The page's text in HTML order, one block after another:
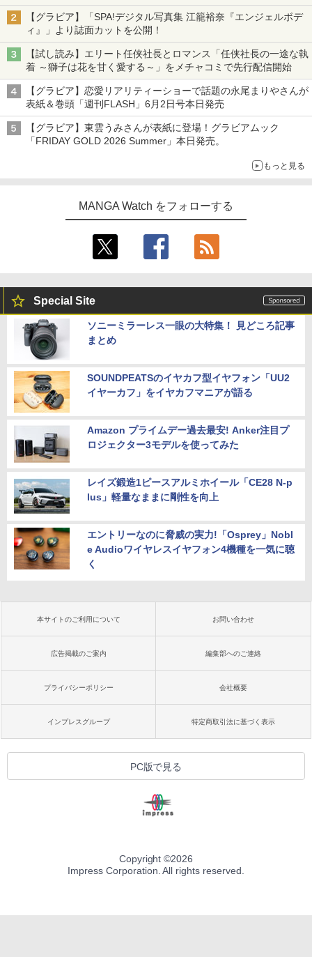
タイトルは「offcourt（オフコート）」に決定
【グラビア】「SPA!デジタル写真集 江籠裕奈『エンジェルボデ
ィ』」より誌面カットを公開！
【試し読み】エリート任侠社長とロマンス「任侠社長の一途な執
着 ～獅子は花を甘く愛する～」をメチャコミで先行配信開始
【グラビア】恋愛リアリティーショーで話題の永尾まりやさんが
表紙＆巻頭「週刊FLASH」6月2日号本日発売
【グラビア】東雲うみさんが表紙に登場！グラビアムック
「FRIDAY GOLD 2026 Summer」本日発売。
もっと見る
MANGA Watch をフォローする
Special Site
ソニーミラーレス一眼の大特集！ 見どころ記事
まとめ
SOUNDPEATSのイヤカフ型イヤフォン「UU2
イヤーカフ」をイヤカフマニアが語る
Amazon プライムデー過去最安! Anker注目プ
ロジェクター3モデルを使ってみた
レイズ鍛造1ピースアルミホイール「CE28 N-p
lus」軽量なままに剛性を向上
エントリーなのに脅威の実力!「Osprey」Nobl
e Audioワイヤレスイヤフォン4機種を一気に聴
く
本サイトのご利用について お問い合わせ
広告掲載のご案内 編集部へのご連絡
プライバシーポリシー 会社概要
インプレスグループ 特定商取引法に基づく表示
PC版で見る
Copyright ©2026
Impress Corporation. All rights reserved.